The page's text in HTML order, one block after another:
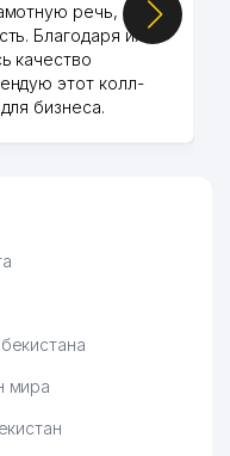
речь,
Благодаря их
качество
этот колл-
бизнеса.
мира